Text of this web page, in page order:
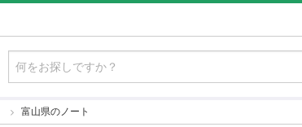
富山県のノート